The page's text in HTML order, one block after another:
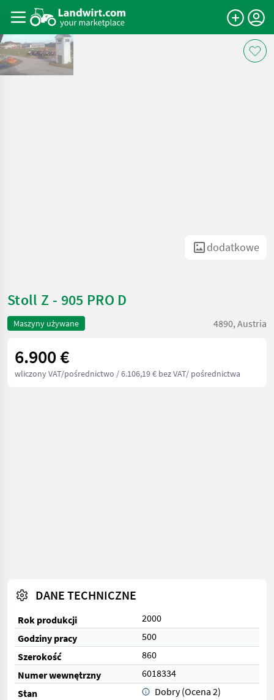
dodatkowe
Stoll Z - 905 PRO D
Maszyny używane 4890, Austria
6.900 €
wliczony VAT/pośrednictwo / 6.106,19 € bez VAT/ pośrednictwa
DANE TECHNICZNE
Rok produkcji
2000
Godziny pracy
500
Szerokość
860
Numer wewnętrzny
6018334
Stan
Dobry (Ocena 2)